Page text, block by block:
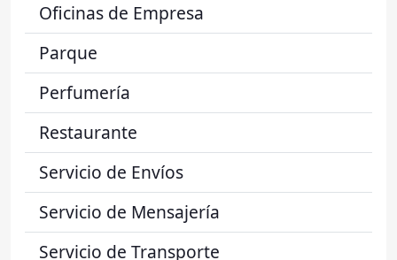
Oficinas de Empresa
Parque
Perfumería
Restaurante
Servicio de Envíos
Servicio de Mensajería
Servicio de Transporte